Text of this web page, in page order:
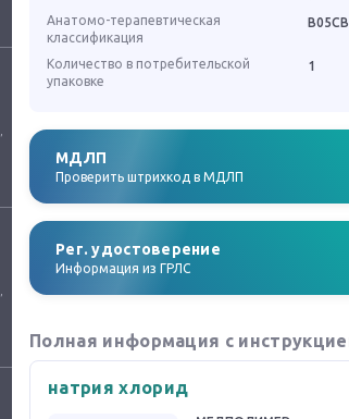
Анатомо-терапевтическая
классификация
Количество в потребительской
упаковке
1
МДЛП
Проверить штрихкод в МДЛП
Рег. удостоверение
Информация из ГРЛС
Полная информация с
натрия хлорид